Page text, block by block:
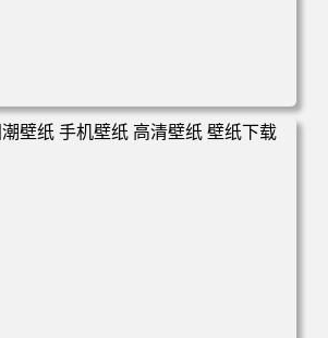
积水 倒影 晚霞 手机壁纸 高清壁纸 壁纸